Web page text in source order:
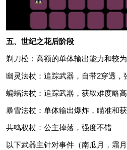
五、世纪之花后阶段
剃刀松：高额的单体输出能力和较
幽灵法杖：追踪武器，自带2穿透，
蝙蝠法杖：追踪武器，获取难度略
暴雪法杖：单体输出爆炸，瞄准和
共鸣权杖：公主掉落，强度不错
以下武器主针对事件（南瓜月，霜月